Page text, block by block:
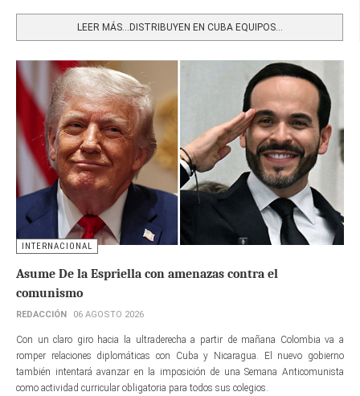
LEER MÁS…DISTRIBUYEN EN CUBA EQUIPOS...
INTERNACIONAL
Asume De la Espriella con amenazas contra el
comunismo
REDACCIÓN 06 AGOSTO 2026
Con un claro giro hacia la ultraderecha a partir de mañana Colombia va a
romper relaciones diplomáticas con Cuba y Nicaragua. El nuevo gobierno
también intentará avanzar en la imposición de una Semana Anticomunista
como actividad curricular obligatoria para todos sus colegios.